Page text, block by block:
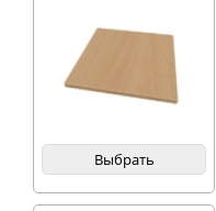
Выбрать